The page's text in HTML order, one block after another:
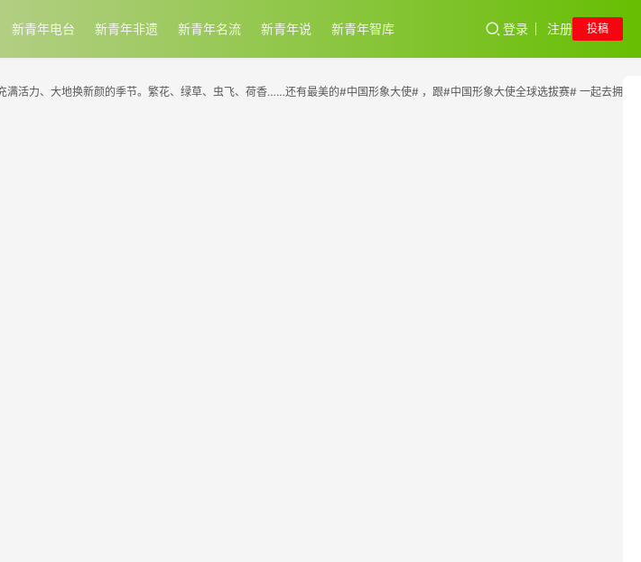
新青年电台 新青年非遗 新青年名流 新青年说 新青年智库 登录 注册 投稿
活力、大地换新颜的季节。繁花、绿草、虫飞、荷香……还有最美的#中国形象大使# ，跟#中国形象大使全球选拔赛# 一起去拥